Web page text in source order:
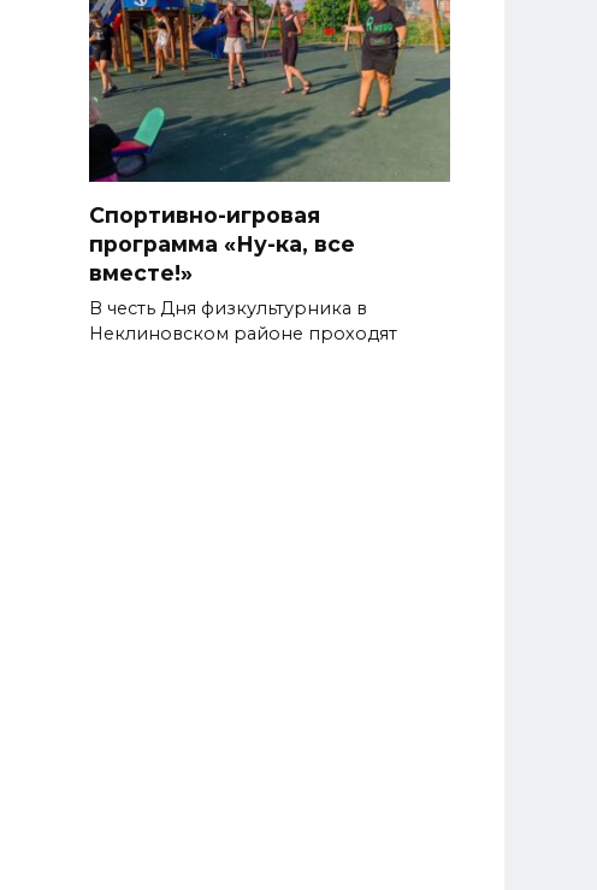
Спортивно-игровая
программа «Ну-ка, все
вместе!»
В честь Дня физкультурника в
Неклиновском районе проходят